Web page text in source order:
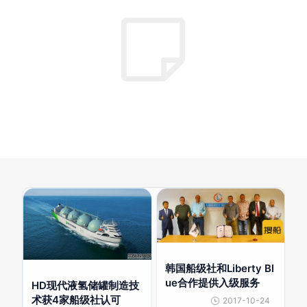
HD现代液氢储罐制造技
术获4家船级社认可
韩国船级社和Liberty Bl
ue合作提供入级服务
2017-10-24